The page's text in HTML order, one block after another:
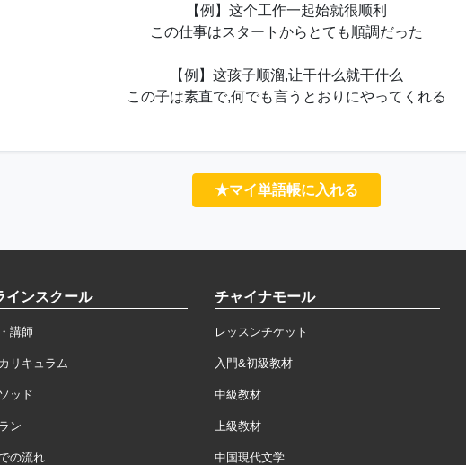
【例】这个工作一起始就很顺利
この仕事はスタートからとても順調だった
【例】这孩子顺溜,让干什么就干什么
この子は素直で,何でも言うとおりにやってくれる
★マイ単語帳に入れる
インスクール
講師
リキュラム
ッド
ン
の流れ
チャイナモール
レッスンチケット
入門&初級教材
中級教材
上級教材
中国現代文学